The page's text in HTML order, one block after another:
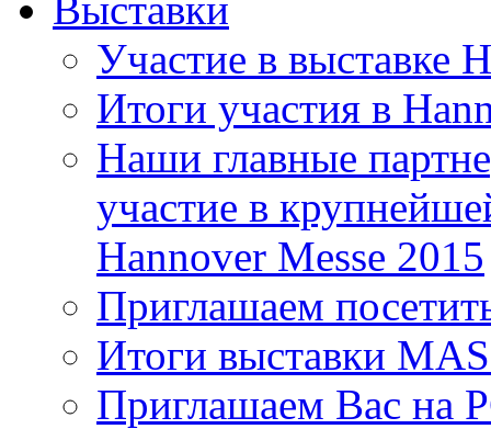
Участие в выставке
Итоги участия в
Наши главные
участие в
Hannover Messe 2015
Приглашаем
Итоги выставки
Приглашаем Вас на